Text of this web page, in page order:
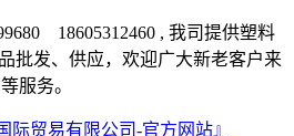
18605312460 , 我司提供塑料
批发、供应，欢迎广大新老客户来
服务。